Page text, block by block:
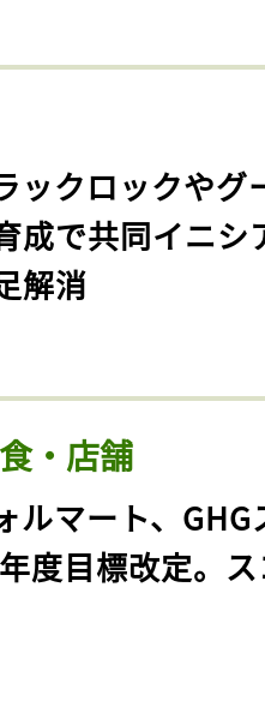
ックロックやグ
成で共同イニシ
解消
・店舗
ルマート、GHG
度目標改定。